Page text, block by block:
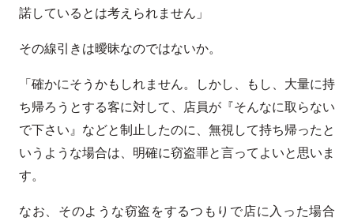
諾しているとは考えられません」
その線引きは曖昧なのではないか。
「確かにそうかもしれません。しかし、もし、大量に持
ち帰ろうとする客に対して、店員が『そんなに取らない
で下さい』などと制止したのに、無視して持ち帰ったと
いうような場合は、明確に窃盗罪と言ってよいと思いま
す。
なお、そのような窃盗をするつもりで店に入った場合